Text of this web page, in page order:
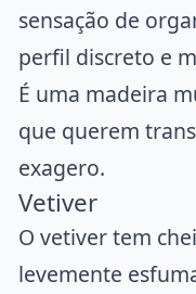
sensação de
perfil discreto e
É uma madeira
que querem
exagero.
Vetiver
O vetiver tem
levemente